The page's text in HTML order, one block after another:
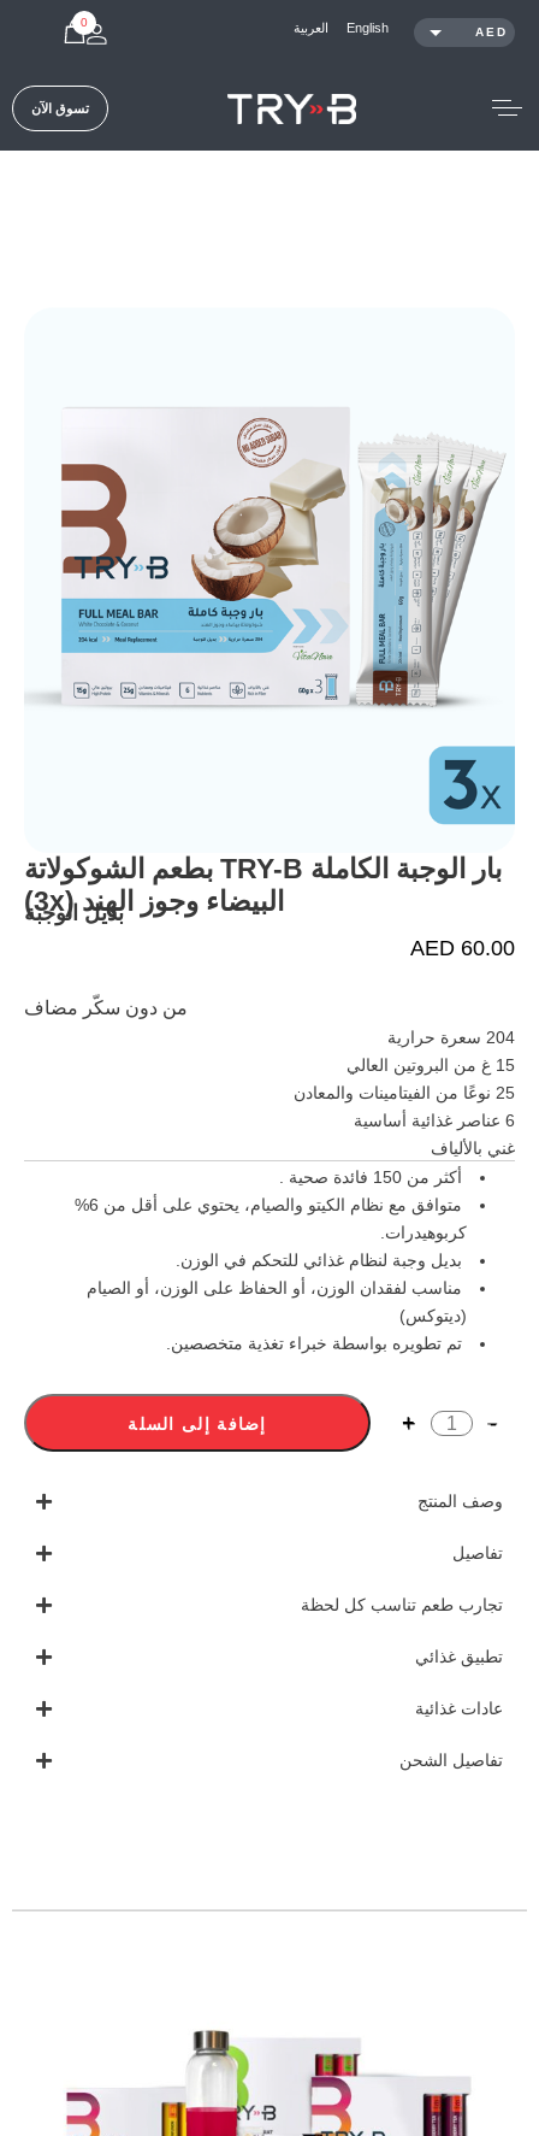
AED
English العربية 0
تسوق الآن
بار الوجبة الكاملة TRY-B بطعم الشوكولاتة
البيضاء وجوز الهند (3x)
بدیل الوجبة
AED 60.00
من دون سكّر مضاف
204 سعرة حرارية
15 غ من البروتين العالي
25 نوعًا من الفيتامينات والمعادن
6 عناصر غذائية أساسية
غني بالألياف
أكثر من 150 فائدة صحية .
متوافق مع نظام الكيتو والصيام، يحتوي على أقل من 6%
كربوهيدرات.
بديل وجبة لنظام غذائي للتحكم في الوزن.
مناسب لفقدان الوزن، أو الحفاظ على الوزن، أو الصيام
(ديتوكس)
تم تطويره بواسطة خبراء تغذية متخصصين.
إضافة إلى السلة
وصف المنتج
تفاصيل
تجارب طعم تناسب كل لحظة
تطبيق غذائي
عادات غذائية
تفاصيل الشحن